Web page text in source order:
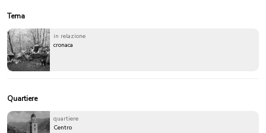
Tema
in relazione
cronaca
Quartiere
quartiere
Centro